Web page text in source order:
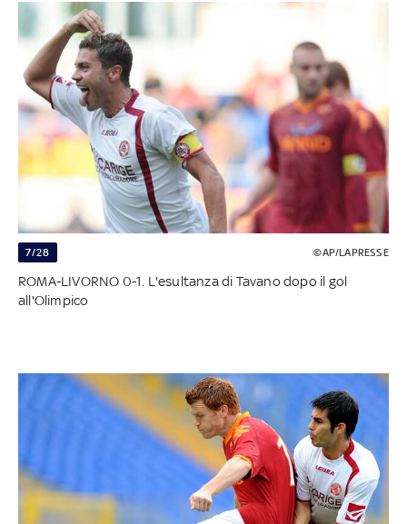
7/28 ©AP/LAPRESSE
ROMA-LIVORNO 0-1. L'esultanza di Tavano dopo il gol
all'Olimpico